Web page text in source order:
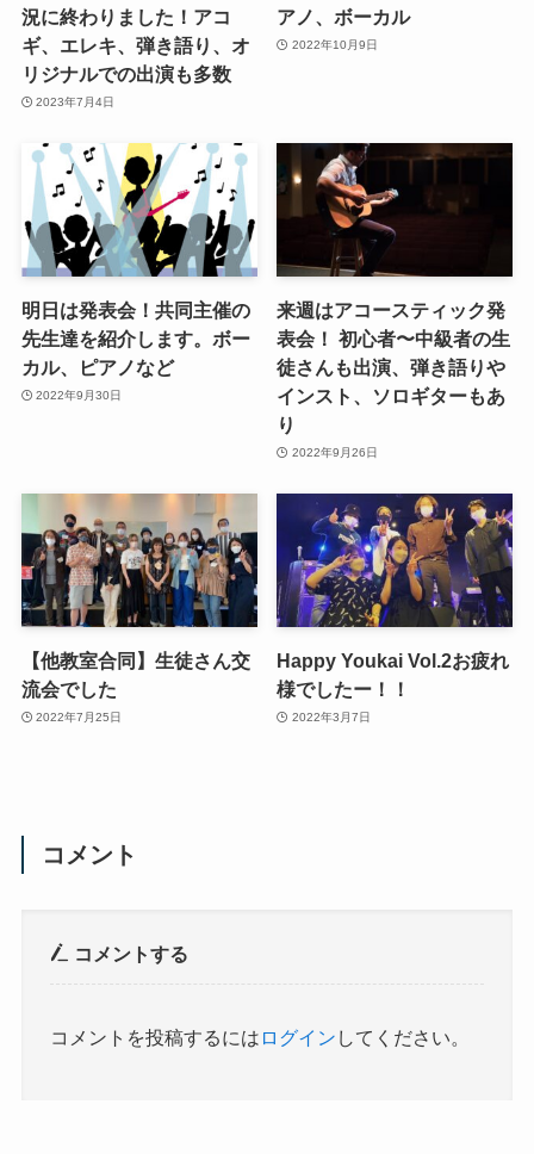
況に終わりました！アコ
ギ、エレキ、弾き語り、オ
リジナルでの出演も多数
2023年7月4日
アノ、ボーカル
2022年10月9日
明日は発表会！共同主催の
先生達を紹介します。ボー
カル、ピアノなど
2022年9月30日
来週はアコースティック発
表会！ 初心者〜中級者の生
徒さんも出演、弾き語りや
インスト、ソロギターもあ
り
2022年9月26日
【他教室合同】生徒さん交
流会でした
2022年7月25日
Happy Youkai Vol.2お疲れ
様でしたー！！
2022年3月7日
コメント
コメントする
コメントを投稿するには ログイン してください。